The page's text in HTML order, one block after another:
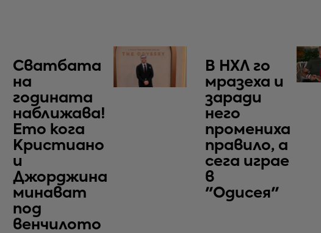
Сватбата
на
годината
наближава!
Ето кога
Кристиано
и
Джорджина
минават
под
венчилото
В НХЛ го
мразеха и
заради
него
промениха
правило, а
сега играе
в
"Одисея"